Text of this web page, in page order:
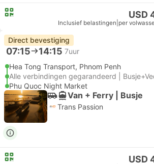
USD
Inclusief belastingen per
Direct bevestiging
07:15 14:15 7uur
Hea Tong Transport, Phnom Penh
Alle verbindingen gegarandeerd |
Phu Quoc Night Market
Van + Ferry | Busje
Trans Passion
USD